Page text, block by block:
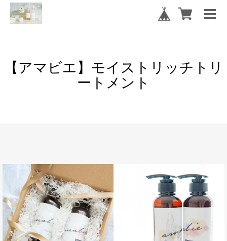
【アマビエ】モイストリッチトリ
ートメント